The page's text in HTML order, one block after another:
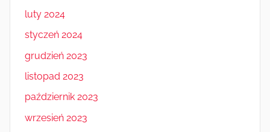
luty 2024
styczeń 2024
grudzień 2023
listopad 2023
październik 2023
wrzesień 2023